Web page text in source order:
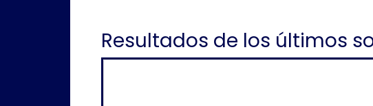
Resultados de los últimos